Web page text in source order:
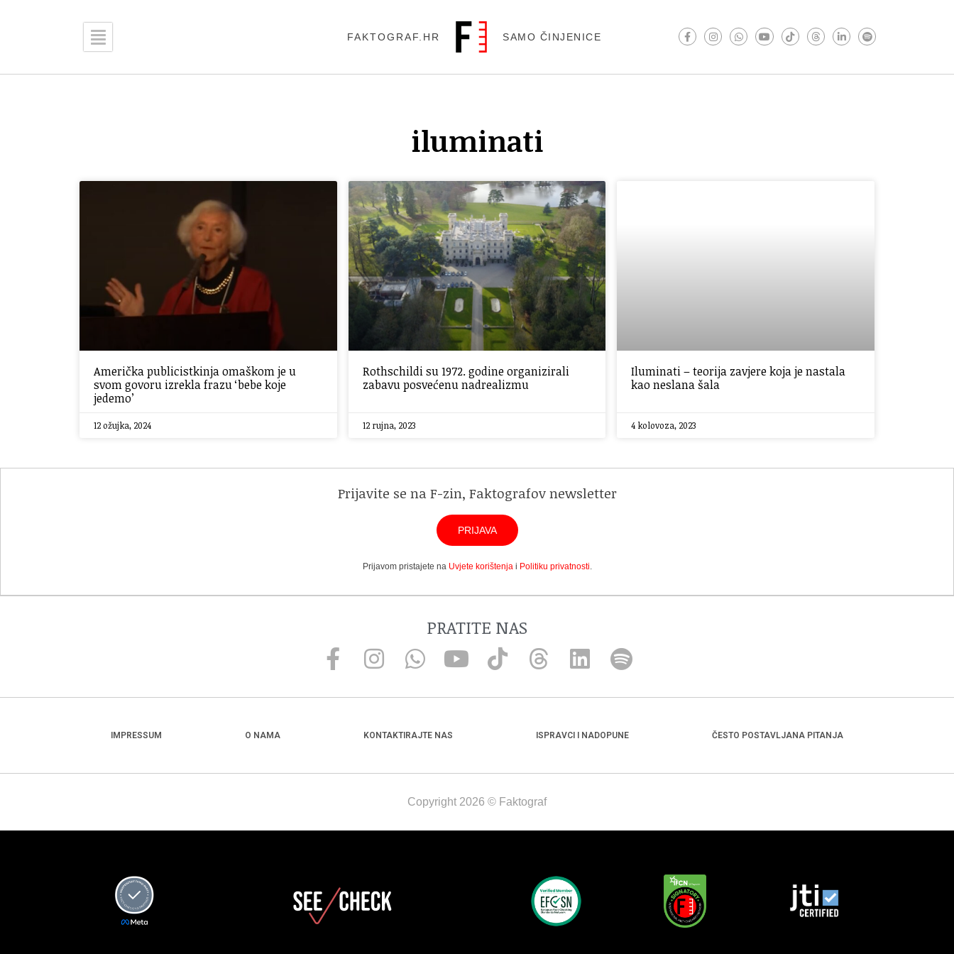
FAKTOGRAF.HR SAMO ČINJENICE
iluminati
Američka publicistkinja omaškom je u
svom govoru izrekla frazu ‘bebe koje
jedemo’
12 ožujka, 2024
Rothschildi su 1972. godine organizirali
zabavu posvećenu nadrealizmu
12 rujna, 2023
Iluminati – teorija zavjere koja je nastala
kao neslana šala
4 kolovoza, 2023
Prijavite se na F-zin, Faktografov newsletter
PRIJAVA
Prijavom pristajete na Uvjete korištenjai Politiku privatnosti.
PRATITE NAS
IMPRESSUM O NAMA KONTAKTIRAJTE NAS ISPRAVCI I NADOPUNE ČESTO POSTAVLJANA PITANJA
Copyright 2026 © Faktograf